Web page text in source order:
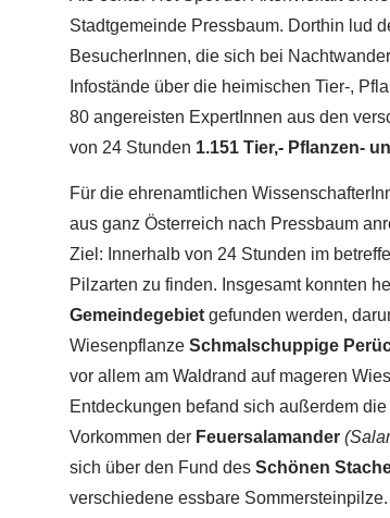
Stadtgemeinde Pressbaum. Dorthin lud
BesucherInnen, die sich bei
Infostände über die heimischen Tier-,
80 angereisten ExpertInnen aus den
von 24 Stunden 1.151 Tier,- Pflanzen-
Für die ehrenamtlichen
aus ganz Österreich nach Pressbaum
Ziel: Innerhalb von 24 Stunden im
Pilzarten zu finden. Insgesamt konnten
Gemeindegebietgefunden werden,
Wiesenpflanze Schmalschuppige
vor allem am Waldrand auf mageren
Entdeckungen befand sich außerdem die
Vorkommen der Feuersalamander
sich über den Fund des Schönen
verschiedene essbare